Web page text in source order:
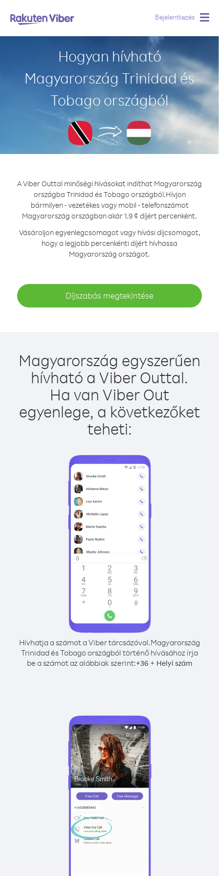
Bejelentkezés
Hogyan hívható
Magyarország Trinidad és
Tobago országból
A Viber Outtal minőségi hívásokat indíthat Magyarország
országba Trinidad és Tobago országból.Hívjon
bármilyen - vezetékes vagy mobil - telefonszámot
Magyarország országban akár 1.9 ¢ díjért percenként.
Vásároljon egyenlegcsomagot vagy hívási díjcsomagot,
hogy a legjobb percenkénti díjért hívhassa
Magyarország országot.
Díjszabás megtekintése
Magyarország egyszerűen
hívható a Viber Outtal.
Ha van Viber Out
egyenlege, a következőket
teheti:
Hívhatja a számot a Viber tárcsázóval.Magyarország
Trinidad és Tobago országból történő hívásához írja
be a számot az alábbiak szerint:+36 + Helyi szám